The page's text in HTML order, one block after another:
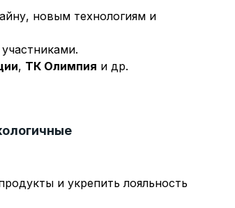
новым технологиям и
, ТК Олимпия и др.
и укрепить лояльность